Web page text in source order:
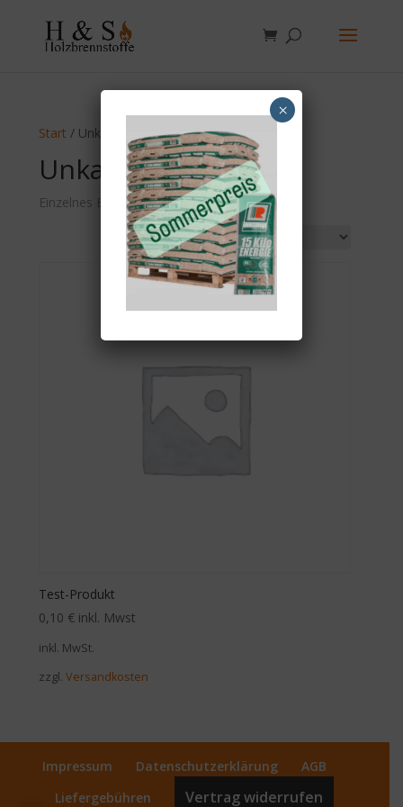
Start / Unkategorisiert
Unkategorisiert
Einzelnes Ergebnis wird angezeigt
Test-Produkt
0,10 € inkl. Mwst
inkl. MwSt.
zzgl.Versandkosten
Impressum Datenschutzerklärung
AGB
Liefergebühren
Vertrag widerrufen
×